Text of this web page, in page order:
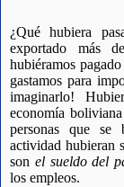
¿Qué hubiera
exportado más
hubiéramos
gastamos para
imaginarlo!
economía
personas que se
actividad hubieran
son el sueldo del
los empleos.